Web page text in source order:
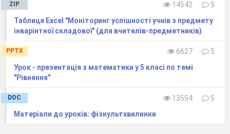
ZIP 14542
5
Таблиця Excel "Моніторинг успішності учнів з предмету
інварінтної складової" (для вчителів-предметників)
PPTX 6627
5
Урок - презентація з математики у 5 класі по темі
"Рівняння"
DOC 13554
5
Матеріали до уроків: фізкультхвилинки